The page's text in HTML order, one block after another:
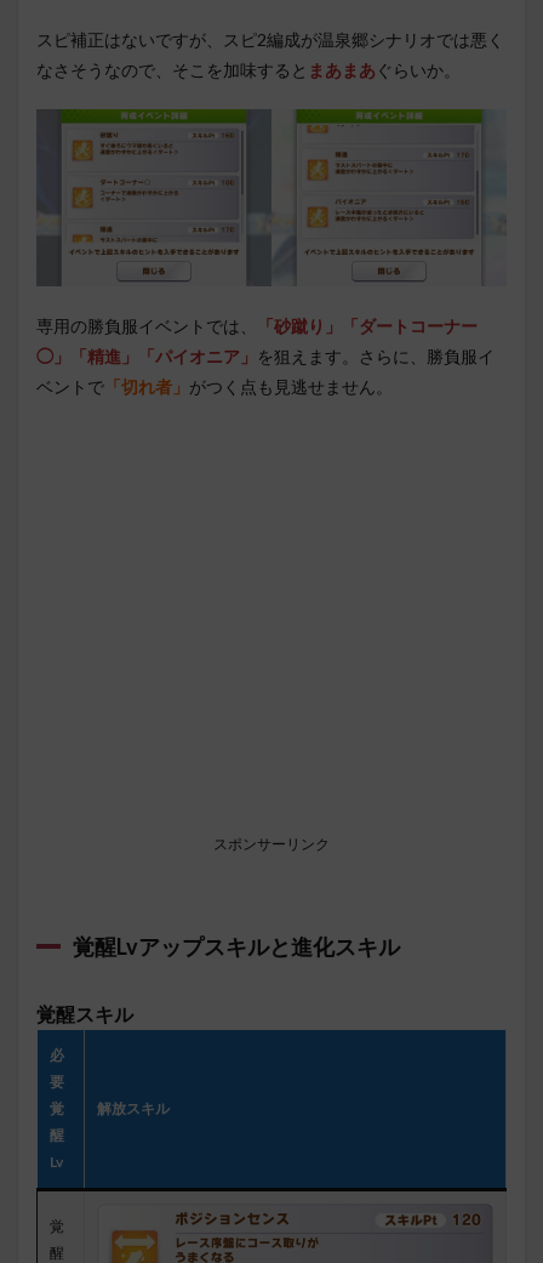
スピ補正はないですが、スピ2編成が温泉郷シナリオでは悪く
なさそうなので、そこを加味すると まあまあ ぐらいか。
専用の勝負服イベントでは、
「砂蹴り」「ダートコーナー
◯」「精進」「パイオニア」 を狙えます。さらに、勝負服イ
ベントで 「切れ者」 がつく点も見逃せません。
スポンサーリンク
覚醒Lvアップスキルと進化スキル
覚醒スキル
必
要
覚
醒
Lv
解放スキル
覚
醒